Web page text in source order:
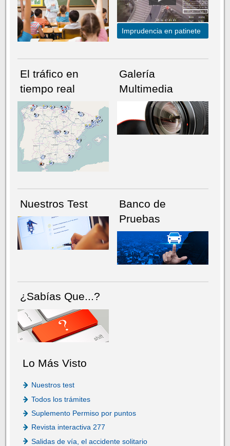
NÚMERO ACTUALHEMEROTECA
Imprudencia en patinete
El tráfico en
tiempo real
Galería
Multimedia
Nuestros Test
Banco de
Pruebas
¿Sabías Que...?
Lo Más Visto
Nuestros test
Todos los trámites
Suplemento Permiso por puntos
Revista interactiva 277
Salidas de vía, el accidente solitario